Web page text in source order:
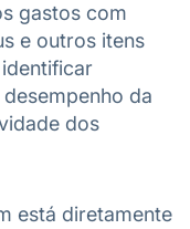
gastos com
e outros itens
da
dos
está diretamente